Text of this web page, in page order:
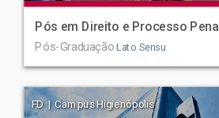
Pós em Direito e Processo Penal
Pós-Graduação Lato Sensu
FD | Campus Higienópolis